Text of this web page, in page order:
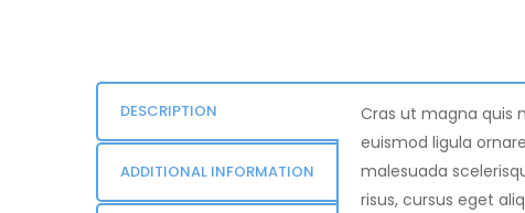
DESCRIPTION
ADDITIONAL INFORMATION
Cras ut magna quis
euismod ligula
malesuada
risus, cursus eget